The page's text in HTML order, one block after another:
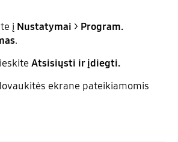
į Nustatymai > Program.
.
Atsisiųsti ir įdiegti.
ekrane pateikiamomis